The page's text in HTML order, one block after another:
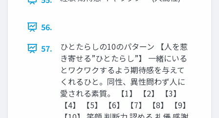
56.
57.
ひとたらしの10のパターン 【人を惹
き寄せる”ひとたらし”】 一緒にいる
とワクワクするよう期待感を与えて
くれるひと。同性、異性問わず人に
愛される素質。 【1】 【2】 【3】
【4】 【5】 【6】 【7】 【8】 【9】